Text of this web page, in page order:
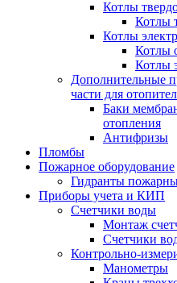
Котлы
Котлы
Котлы
Котлы
Котлы
Дополнительные
части для
Баки
отопления
Антифризы
Пломбы
Пожарное оборудование
Гидранты
Приборы учета и КИП
Счетчики воды
Монтаж
Счетчики
Контрольно-
Манометры